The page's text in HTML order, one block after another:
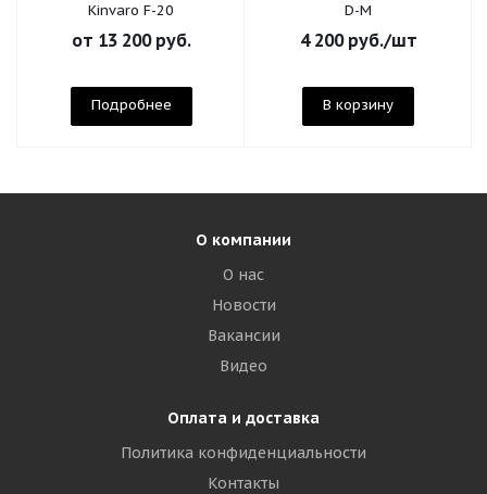
Kinvaro F-20
от 13 200 руб.
Подробнее
D-M
4 200руб./шт
В корзину
О компании
О нас
Новости
Вакансии
Видео
Оплата и доставка
Политика конфиденциальности
Контакты